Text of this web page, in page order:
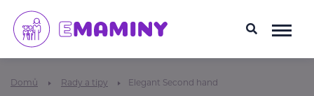
Domů Rady a tipy Elegant Second hand